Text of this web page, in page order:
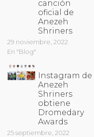
canción
oficial de
Anezeh
Shriners
29 noviembre, 2022
En "Blog"
Instagram de
Anezeh
Shriners
obtiene
Dromedary
Awards
25 septiembre, 2022